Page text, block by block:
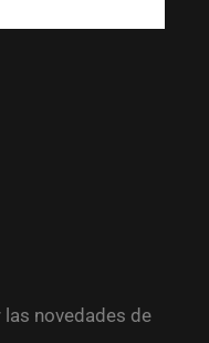
novedades de